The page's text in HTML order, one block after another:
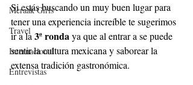
Meraak Girls
Travel
Internacional
Entrevistas
Si estás buscando un muy buen lugar para
tener una experiencia increíble te sugerimos
ir a la 3ª ronda ya que al entrar a se puede
sentir la cultura mexicana y saborear la
extensa tradición gastronómica.